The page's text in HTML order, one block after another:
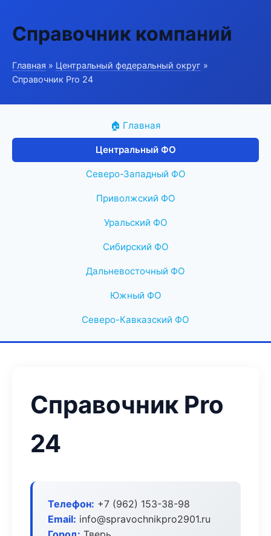
Справочник компаний
Главная » Центральный федеральный округ »
Справочник Pro 24
🏠 Главная
Центральный ФО
Северо-Западный ФО
Приволжский ФО
Уральский ФО
Сибирский ФО
Дальневосточный ФО
Южный ФО
Северо-Кавказский ФО
Справочник Pro
24
Телефон: +7 (962) 153-38-98
Email: info@spravochnikpro2901.ru